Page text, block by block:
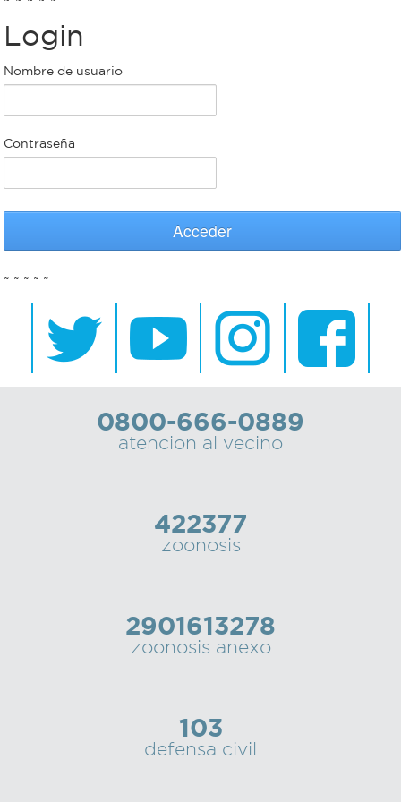
Bromatología
Rentas
Municipal
bondi
Recorrido
colectivos
Recarga
Personal
municipal
Login
Nombre de usuario
Contraseña
Acceder
~ ~ ~ ~ ~
0800-666-0889
atencion al vecino
422377
zoonosis
2901613278
zoonosis anexo
103
defensa civil